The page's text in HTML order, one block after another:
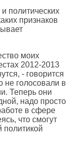
политических
признаков
моих
2012-2013
- говорится
не голосовали в
Теперь они
надо просто
в сфере
что смогут
политикой